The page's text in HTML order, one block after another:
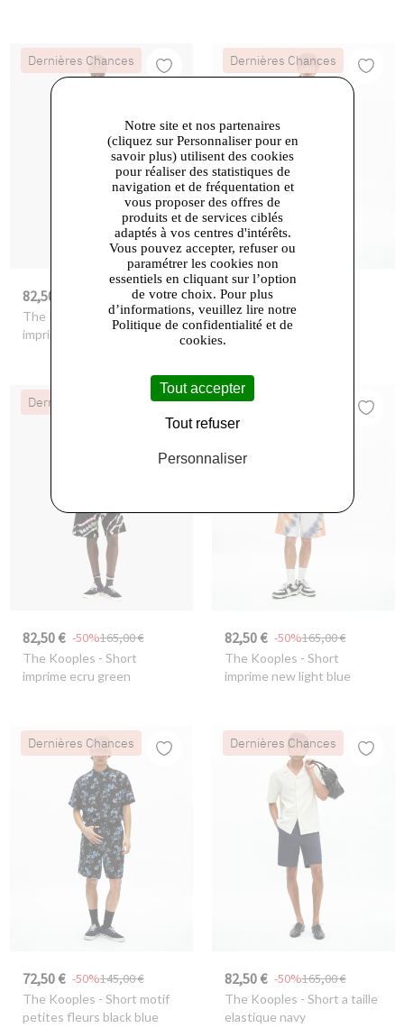
Dernières Chances
82,50 € 165,00 €
The Kooples
- Short
imprime ecru green
Dernières Chances
82,50 €
The Kooples
imprime new light blue
Dernières Chances
82,50 € 165,00 €
-50%
The Kooples - Short
imprime ecru green
Dernières Chances
82,50 € 165,00 €
-50%
The Kooples - Short
imprime new light blue
Dernières Chances
72,50 € 145,00 €
-50%
The Kooples - Short motif
petites fleurs black blue
Dernières Chances
82,50 € 165,00 €
-50%
The Kooples - Short a taille
elastique navy
Notre site et nos partenaires
(cliquez sur Personnaliser pour en
savoir plus) utilisent des cookies
pour réaliser des statistiques de
navigation et de fréquentation et
vous proposer des offres de
produits et de services ciblés
adaptés à vos centres d'intérêts.
Vous pouvez accepter, refuser ou
paramétrer les cookies non
essentiels en cliquant sur l’option
de votre choix. Pour plus
d’informations, veuillez lire notre
Politique de confidentialité et de
cookies.
Tout accepter
Tout refuser
Personnaliser